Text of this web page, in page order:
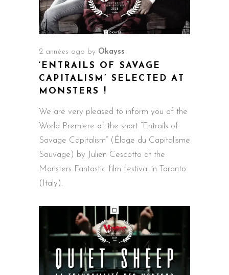
2 années ago by Okayss
‘ENTRAILS OF SAVAGE
CAPITALISM’ SELECTED AT
MONSTERS !
We are very pleased to inform you of the
World Premiere of the short “Entrails of
Savage Capitalism” (Éloge du Capitalisme
Sauvage) by Julien Cescotto at the
Monsters Fantastic film festival in Taranto
(Italy).